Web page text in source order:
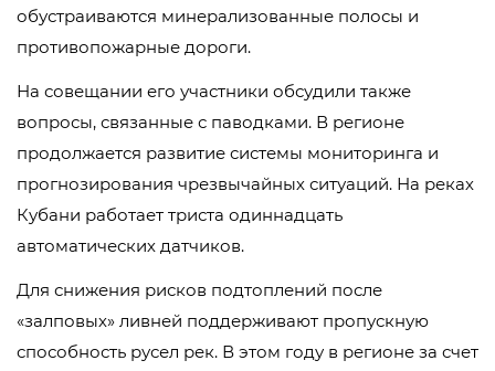
обустраиваются минерализованные полосы и
противопожарные дороги.
На совещании его участники обсудили также
вопросы, связанные с паводками. В регионе
продолжается развитие системы мониторинга и
прогнозирования чрезвычайных ситуаций. На реках
Кубани работает триста одиннадцать
автоматических датчиков.
Для снижения рисков подтоплений после
«залповых» ливней поддерживают пропускную
способность русел рек. В этом году в регионе за счет